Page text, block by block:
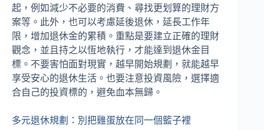
起，例如減少不必要的消費、尋找更划算的理財方
案等。此外，也可以考慮延後退休，延長工作年
限，增加退休金的累積。重點是要建立正確的理財
觀念，並且持之以恆地執行，才能達到退休金目
標。不要害怕面對現實，越早開始規劃，就能越早
享受安心的退休生活。也要注意投資風險，選擇適
合自己的投資標的，避免血本無歸。
多元退休規劃：別把雞蛋放在同一個籃子裡